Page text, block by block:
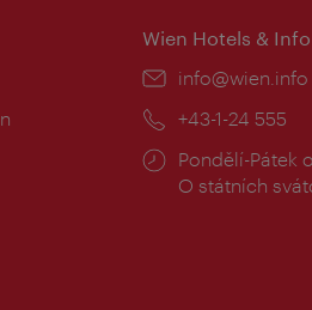
Wien Hotels & Info
E-
info@wien.info
Telefon:
+43-1-24 555
Provozní
doba:
Pondělí-Pátek
O státních